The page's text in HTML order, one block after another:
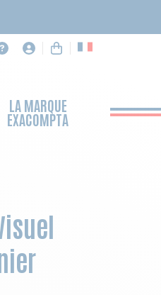
LA MARQUE
EXACOMPTA